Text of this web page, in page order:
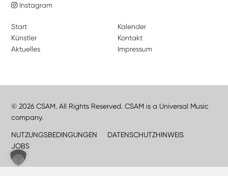
Instagram
Start
Künstler
Aktuelles
Kalender
Kontakt
Impressum
© 2026 CSAM. All Rights Reserved. CSAM is a Universal Music
company.
NUTZUNGSBEDINGUNGEN
DATENSCHUTZHINWEIS
JOBS